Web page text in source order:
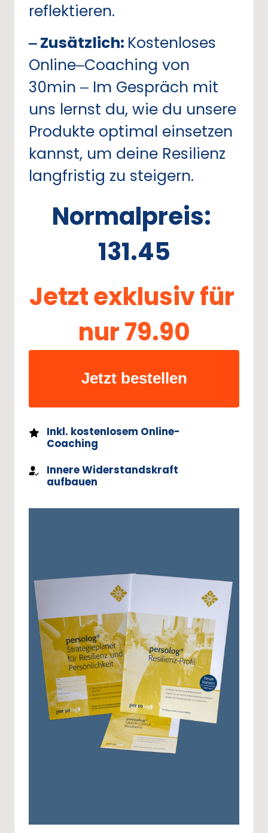
reflektieren.
‒Zusätzlich:
Online‒Coaching
30min ‒ Im Gespräch
uns lernst du, wie du
Produkte optimal
kannst, um deine
langfristig zu steigern.
131.45
Jetzt exklusiv
nur 79.90
Jetzt bestellen
Inkl. kostenlosem Online-
Coaching
Innere Widerstandskraft
aufbauen